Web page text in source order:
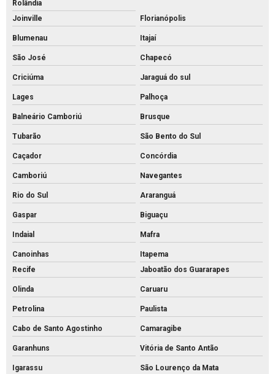
Preço de bloco intertravado de concreto
Preço do piso intertravado
Preço de piso intertravado de concreto
Pvs artefatos de concreto
Pvs concreto
Tijolo de concreto para calçada
Tijolo de concreto maciço
Tijolo de concreto para muro
Tijolo de concreto preço
Tijolo de concreto vazado
Tijolo de concreto
Tubo de concreto 400mm
Tubo de concreto de 40cm preço
Tubo de concreto preço
Rolândia
Joinville
Florianópolis
Blumenau Itajaí
São José Chapecó
Criciúma Jaraguá do sul
Lages Palhoça
Balneário Camboriú Brusque
Tubarão São Bento do Sul
Caçador Concórdia
Camboriú Navegantes
Rio do Sul Araranguá
Gaspar Biguaçu
Indaial Mafra
Canoinhas
Itapema
Recife
Jaboatão dos Guararapes
Olinda Caruaru
Petrolina Paulista
Cabo de Santo Agostinho Camaragibe
Garanhuns Vitória de Santo Antão
Igarassu São Lourenço da Mata